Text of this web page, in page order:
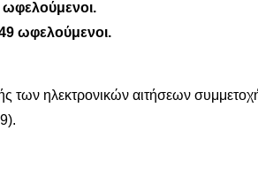
ωφελούμενοι.
ωφελούμενοι.
των ηλεκτρονικών αιτήσεων